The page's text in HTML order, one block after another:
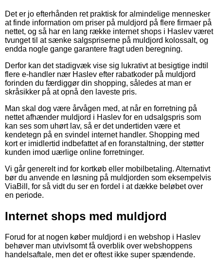
Det er jo efterhånden ret praktisk for almindelige mennesker
at finde information om priser på muldjord på flere firmaer på
nettet, og så har en lang række internet shops i Haslev været
tvunget til at sænke salgspriserne på muldjord kolossalt, og
endda nogle gange garantere fragt uden beregning.
Derfor kan det stadigvæk vise sig lukrativt at besigtige indtil
flere e-handler nær Haslev efter rabatkoder på muldjord
forinden du færdiggør din shopping, således at man er
skråsikker på at opnå den laveste pris.
Man skal dog være årvågen med, at når en forretning på
nettet afhænder muldjord i Haslev for en udsalgspris som
kan ses som uhørt lav, så er det undertiden være et
kendetegn på en svindel internet handler. Shopping med
kort er imidlertid indbefattet af en foranstaltning, der støtter
kunden imod uærlige online forretninger.
Vi går generelt ind for kortkøb eller mobilbetaling. Alternativt
bør du anvende en løsning på muldjorden som eksempelvis
ViaBill, for så vidt du ser en fordel i at dække beløbet over
en periode.
Internet shops med muldjord
Forud for at nogen køber muldjord i en webshop i Haslev
behøver man utvivlsomt få overblik over webshoppens
handelsaftale, men det er oftest ikke super spændende.